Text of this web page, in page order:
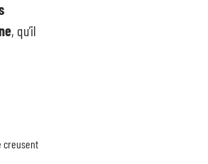
, qu’il
creusent